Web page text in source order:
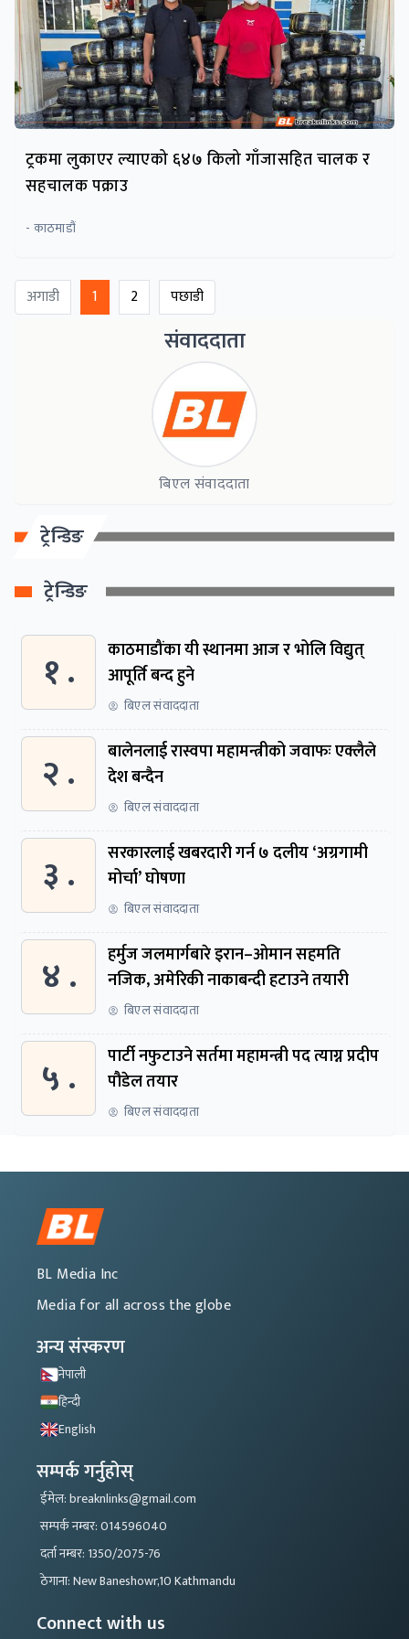
ट्रकमा लुकाएर ल्याएको ६४७ किलो गाँजासहित चालक र
सहचालक पक्राउ
- काठमाडौं
अगाडी 1 2 पछाडी
संवाददाता
बिएल संवाददाता
ट्रेन्डिङ
ट्रेन्डिङ
१ .
काठमाडौंका यी स्थानमा आज र भोलि विद्युत्
आपूर्ति बन्द हुने
बिएल संवाददाता
२ .
बालेनलाई रास्वपा महामन्त्रीको जवाफः एक्लैले
देश बन्दैन
बिएल संवाददाता
३ .
सरकारलाई खबरदारी गर्न ७ दलीय ‘अग्रगामी
मोर्चा’ घोषणा
बिएल संवाददाता
४ .
हर्मुज जलमार्गबारे इरान–ओमान सहमति
नजिक, अमेरिकी नाकाबन्दी हटाउने तयारी
बिएल संवाददाता
५ .
पार्टी नफुटाउने सर्तमा महामन्त्री पद त्याग्न प्रदीप
पौडेल तयार
बिएल संवाददाता
BL Media Inc
Media for all across the globe
अन्य संस्करण
नेपाली
हिन्दी
English
सम्पर्क गर्नुहोस्
ईमेल: breaknlinks@gmail.com
सम्पर्क नम्बर: 014596040
दर्ता नम्बर: 1350/2075-76
ठेगाना: New Baneshowr,10 Kathmandu
Connect with us